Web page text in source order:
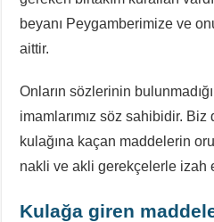
beyanı Peygamberimize ve
aittir.
Onların sözlerinin
imamlarımız söz sahibidir. Biz
kulağına kaçan maddelerin
nakli ve akli gerekçelerle izah
Kulağa giren